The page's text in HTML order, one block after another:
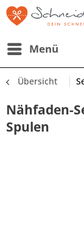
Menü
Übersicht
Nähfaden-
Spulen